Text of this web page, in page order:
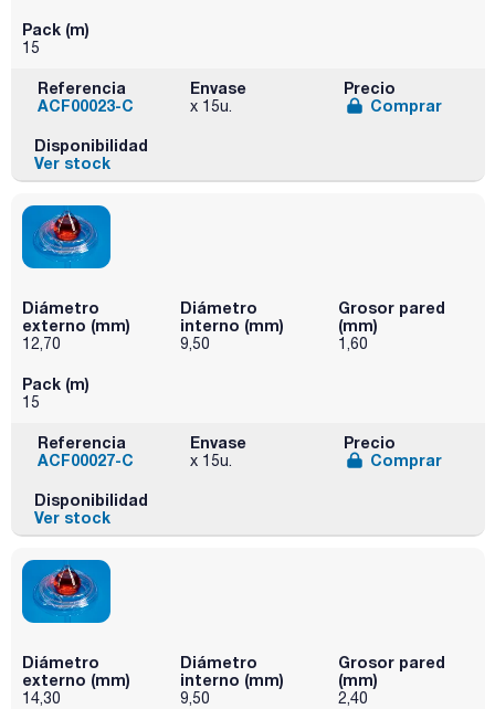
Pack (m)
15
Referencia
ACF00023-C
Envase
x 15u.
Precio
Comprar
Disponibilidad
Ver stock
Diámetro
externo (mm)
12,70
Diámetro
interno (mm)
9,50
Grosor pared
(mm)
1,60
Pack (m)
15
Referencia
ACF00027-C
Envase
x 15u.
Precio
Comprar
Disponibilidad
Ver stock
Diámetro
externo (mm)
14,30
Diámetro
interno (mm)
9,50
Grosor pared
(mm)
2,40